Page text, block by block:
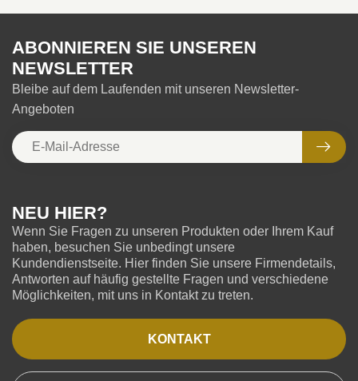
NEU HIER?
Wenn Sie Fragen zu unseren Produkten oder Ihrem Kauf
haben, besuchen Sie unbedingt unsere
Kundendienstseite. Hier finden Sie unsere Firmendetails,
Antworten auf häufig gestellte Fragen und verschiedene
Möglichkeiten, mit uns in Kontakt zu treten.
KONTAKT
ABONNIEREN SIE UNSEREN
NEWSLETTER
Bleibe auf dem Laufenden mit unseren Newsletter-
Angeboten